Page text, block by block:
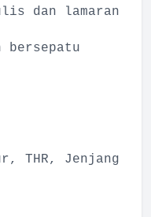
dan lamaran
bersepatu
THR, Jenjang